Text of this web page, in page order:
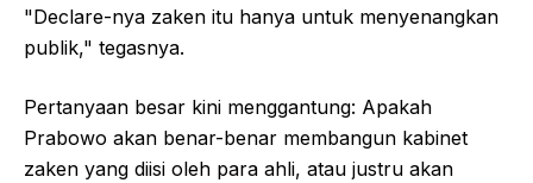
"Declare-nya zaken itu hanya untuk menyenangkan
publik," tegasnya.
Pertanyaan besar kini menggantung: Apakah
Prabowo akan benar-benar membangun kabinet
zaken yang diisi oleh para ahli, atau justru akan